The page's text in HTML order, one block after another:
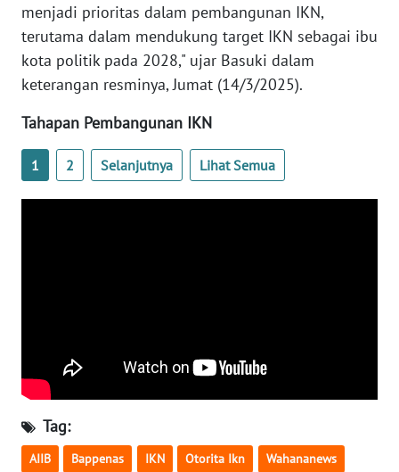
menjadi prioritas dalam pembangunan IKN,
terutama dalam mendukung target IKN sebagai ibu
kota politik pada 2028," ujar Basuki dalam
keterangan resminya, Jumat (14/3/2025).
Tahapan Pembangunan IKN
1 2 Selanjutnya Lihat Semua
Tag:
AIIB Bappenas IKN Otorita Ikn Wahananews
WN
NTT
WN
WN
PAPUA
WN
SERAMBI
WN
JAMBI